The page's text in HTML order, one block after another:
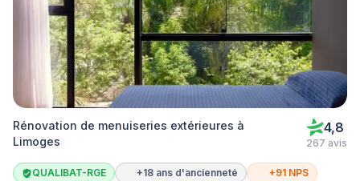
Rénovation de menuiseries extérieures à
Limoges
4,8
267 avis
QUALIBAT-RGE +18 ans d'ancienneté +91 NPS